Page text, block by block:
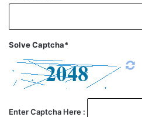
Solve Captcha*
Enter Captcha Here :